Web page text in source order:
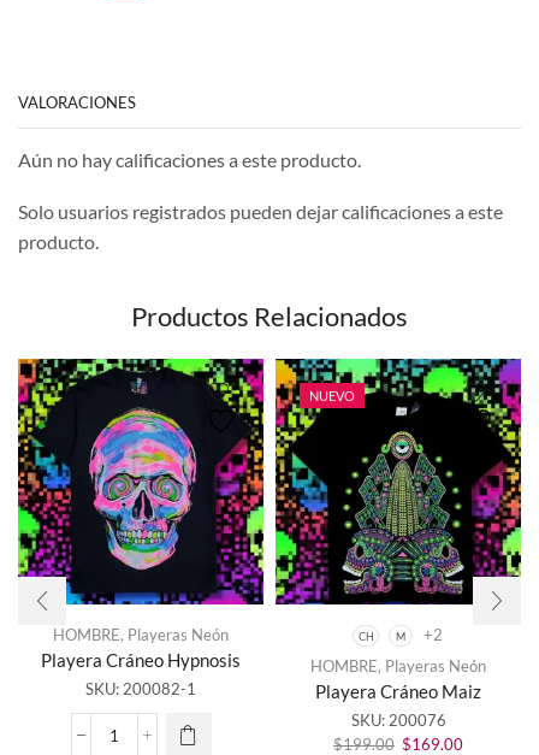
VALORACIONES
Aún no hay calificaciones a este producto.
Solo usuarios registrados pueden dejar calificaciones a este
producto.
Productos Relacionados
HOMBRE, Playeras Neón
Playera Cráneo Hypnosis
SKU: 200082-1
Playera
NUEVO
CH M
+2
HOMBRE, Playeras Neón
Playera Cráneo Maiz
SKU:200076
$199.00 El
$169.00El
Este
producto
tiene
múltiples
variantes.